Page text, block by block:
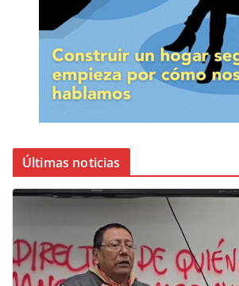
Últimas noticias